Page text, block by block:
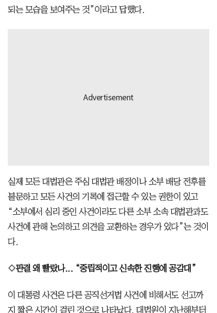
되는 모습을 보여주는 것”이라고 답했다.
실제 모든 대법관은 주심 대법관 배정이나 소부 배당 전후를
불문하고 모든 사건의 기록에 접근할 수 있는 권한이 있고
“소부에서 심리 중인 사건이라도 다른 소부 소속 대법관과도
사건에 관해 논의하고 의견을 교환하는 경우가 있다”는 것이
다.
◇판결 왜 빨랐나... “중립적이고 신속한 진행에 공감대”
이 대통령 사건은 다른 공직선거법 사건에 비해서도 선고까
지 짧은 시간이 걸린 것으로 나타났다. 대법원이 지난해부터